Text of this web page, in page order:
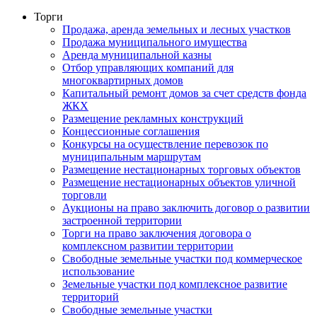
Торги
Продажа, аренда земельных и лесных участков
Продажа муниципального имущества
Аренда муниципальной казны
Отбор управляющих компаний для
многоквартирных домов
Капитальный ремонт домов за счет средств фонда
ЖКХ
Размещение рекламных конструкций
Концессионные соглашения
Конкурсы на осуществление перевозок по
муниципальным маршрутам
Размещение нестационарных торговых объектов
Размещение нестационарных объектов уличной
торговли
Аукционы на право заключить договор о развитии
застроенной территории
Торги на право заключения договора о
комплексном развитии территории
Свободные земельные участки под коммерческое
использование
Земельные участки под комплексное развитие
территорий
Свободные земельные участки